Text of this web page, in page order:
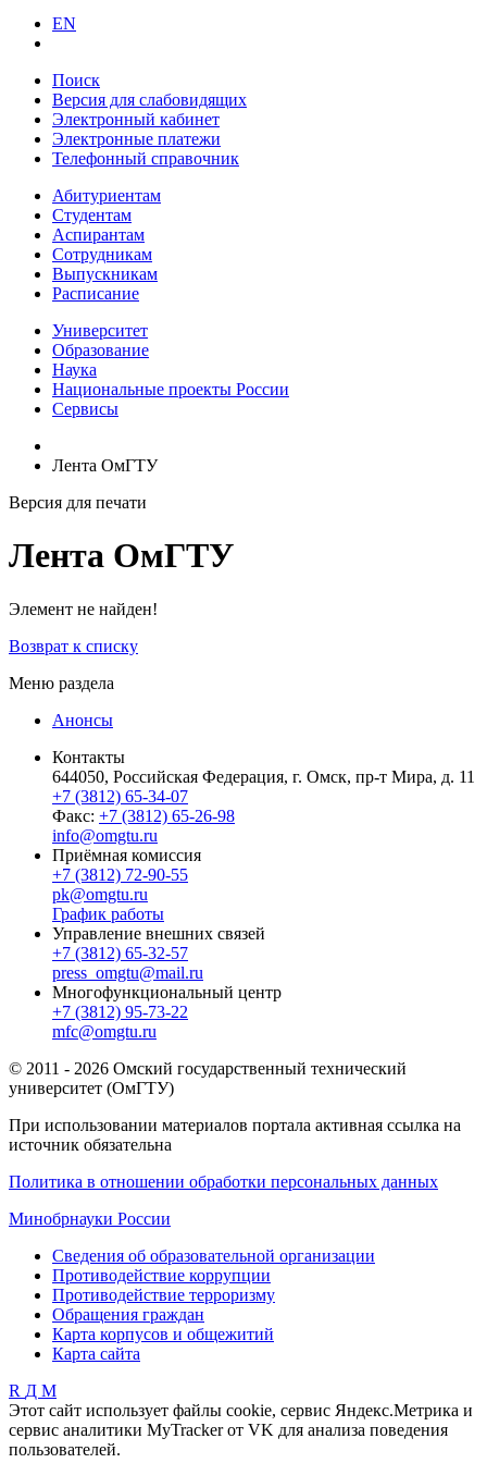
EN
Поиск
Версия для слабовидящих
Электронный кабинет
Электронные платежи
Телефонный справочник
Абитуриентам
Студентам
Аспирантам
Сотрудникам
Выпускникам
Расписание
Университет
Образование
Наука
Национальные проекты России
Сервисы
Лента ОмГТУ
Версия для печати
Лента ОмГТУ
Элемент не найден!
Возврат к списку
Меню раздела
Анонсы
Контакты
644050, Российская Федерация, г. Омск, пр-т Мира, д. 11
+7 (3812) 65-34-07
Факс: +7 (3812) 65-26-98
info@omgtu.ru
Приёмная комиссия
+7 (3812) 72-90-55
pk@omgtu.ru
График работы
Управление внешних связей
+7 (3812) 65-32-57
press_omgtu@mail.ru
Многофункциональный центр
+7 (3812) 95-73-22
mfc@omgtu.ru
© 2011 - 2026 Омский государственный технический
университет (ОмГТУ)
При использовании материалов портала активная ссылка на
источник обязательна
Политика в отношении обработки персональных данных
Минобрнауки России
Сведения об образовательной организации
Противодействие коррупции
Противодействие терроризму
Обращения граждан
Карта корпусов и общежитий
Карта сайта
R Д М
Этот сайт использует файлы cookie, сервис Яндекс.Метрика и
сервис аналитики MyTracker от VK для анализа поведения
пользователей.